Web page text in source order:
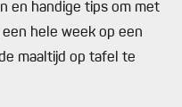
en handige tips om met
hele week op een
maaltijd op tafel te